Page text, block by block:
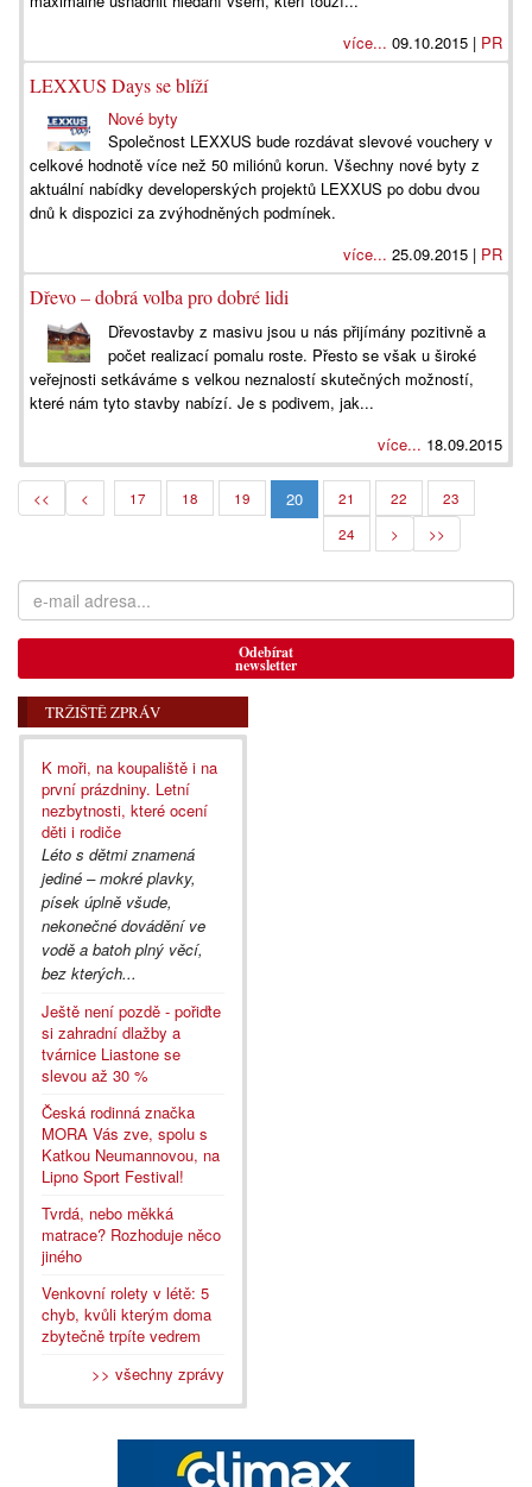
více... 09.10.2015 | PR
LEXXUS Days se blíží
Nové byty
Společnost LEXXUS bude rozdávat slevové vouchery v
celkové hodnotě více než 50 miliónů korun. Všechny nové byty z
aktuální nabídky developerských projektů LEXXUS po dobu dvou
dnů k dispozici za zvýhodněných podmínek.
více... 25.09.2015 | PR
Dřevo – dobrá volba pro dobré lidi
Dřevostavby z masivu jsou u nás přijímány pozitivně a
počet realizací pomalu roste. Přesto se však u široké
veřejnosti setkáváme s velkou neznalostí skutečných možností,
které nám tyto stavby nabízí. Je s podivem, jak...
více... 18.09.2015
<< < 17 18 19 20 21 22
23
24
> >>
Odebírat
newsletter
TRŽIŠTĚ ZPRÁV
K moři, na koupaliště i na
první prázdniny. Letní
nezbytnosti, které ocení
děti i rodiče
Léto s dětmi znamená
jediné – mokré plavky,
písek úplně všude,
nekonečné dovádění ve
vodě a batoh plný věcí,
bez kterých...
Ještě není pozdě - pořiďte
si zahradní dlažby a
tvárnice Liastone se
slevou až 30 %
Česká rodinná značka
MORA Vás zve, spolu s
Katkou Neumannovou, na
Lipno Sport Festival!
Tvrdá, nebo měkká
matrace? Rozhoduje něco
jiného
Venkovní rolety v létě: 5
chyb, kvůli kterým doma
zbytečně trpíte vedrem
>> všechny zprávy